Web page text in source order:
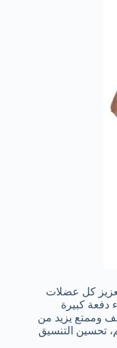
كل عضلات
دفعة كبيرة
وممتع يزيد من
تحسين التنسيق